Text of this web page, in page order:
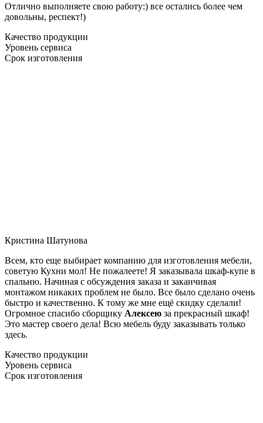
Отлично выполняете свою работу:) все остались более чем
довольны, респект!)
Качество продукции
Уровень сервиса
Срок изготовления
Кристина Шатунова
Всем, кто еще выбирает компанию для изготовления мебели,
советую Кухни мол! Не пожалеете! Я заказывала шкаф-купе в
спальню. Начиная с обсуждения заказа и заканчивая
монтажом никаких проблем не было. Все было сделано очень
быстро и качественно. К тому же мне ещё скидку сделали!
Огромное спасибо сборщику Алексею за прекрасный шкаф!
Это мастер своего дела! Всю мебель буду заказывать только
здесь.
Качество продукции
Уровень сервиса
Срок изготовления